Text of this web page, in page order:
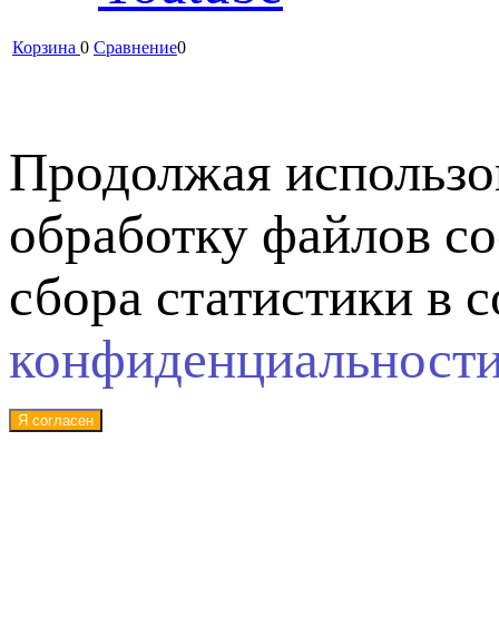
Корзина 0 Сравнение0
Продолжая
обработку файлов
сбора статистики в
Я согласен